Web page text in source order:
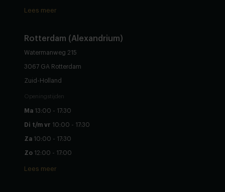
Lees meer
Rotterdam (Alexandrium)
Watermanweg 215
3067 GA Rotterdam
Zuid-Holland
Openingstijden
Ma 13:00 - 17:30
Di t/m vr 10:00 - 17:30
Za 10:00 - 17:30
Zo 12:00 - 17:00
Lees meer